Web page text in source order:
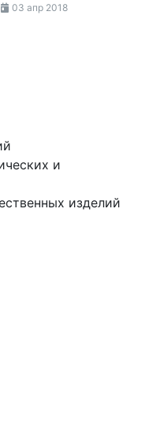
03 апр 2018
и
изделий